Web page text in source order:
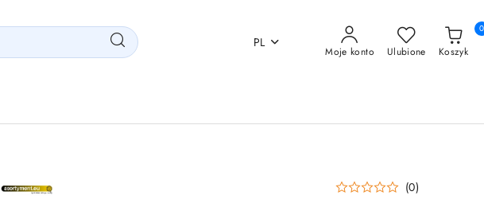
PL
Moje konto Ulubione Koszyk
0
NAZWA
PRODUCENTA: (0)